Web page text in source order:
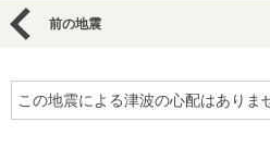
前の地震
この地震による津波の心配はありま